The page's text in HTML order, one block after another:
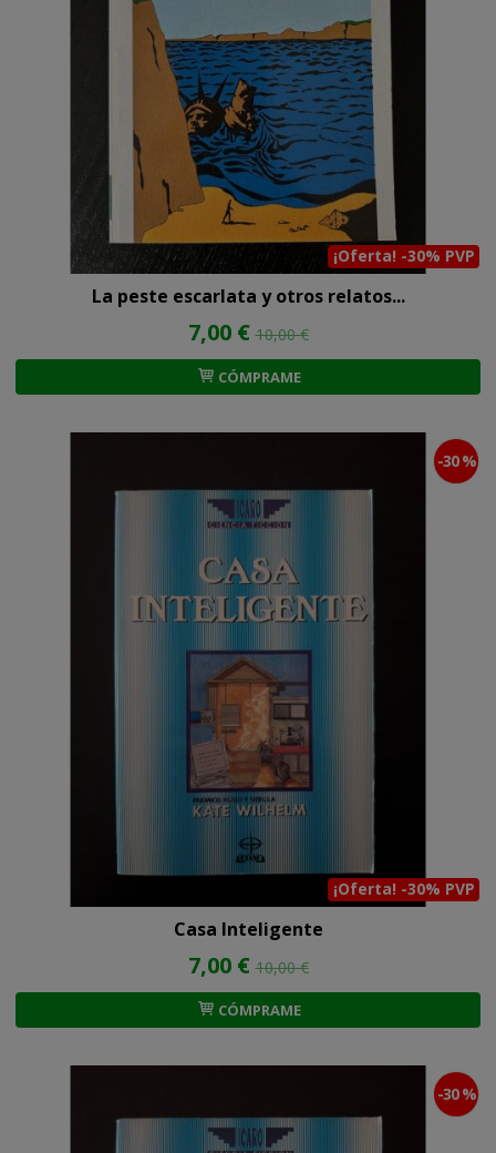
¡Oferta! -30% PVP
La peste escarlata y otros relatos...
7,00 €10,00 €
CÓMPRAME
¡Oferta! -30% PVP
-30 %
Casa Inteligente
7,00 €10,00 €
CÓMPRAME
-30 %